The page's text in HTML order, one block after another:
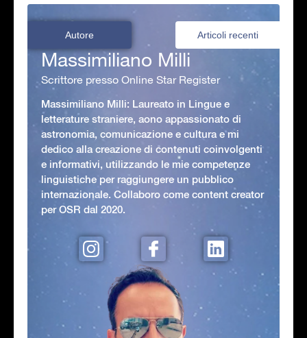
Autore Articoli recenti
Massimiliano Milli
Scrittore presso Online Star Register
Massimiliano Milli: Laureato in Lingue e
letterature straniere, aono appassionato di
astronomia, comunicazione e cultura e mi
dedico alla creazione di contenuti coinvolgenti
e informativi, utilizzando le mie competenze
linguistiche per raggiungere un pubblico
internazionale. Collaboro come content creator
per OSR dal 2020.